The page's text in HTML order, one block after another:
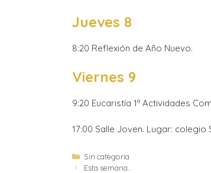
Jueves 8
8:20 Reflexión de Año Nuevo.
Viernes 9
9:20 Eucaristía 1º Actividades
17:00 Salle Joven. Lugar: colegio
Sin categoría
Esta semana…